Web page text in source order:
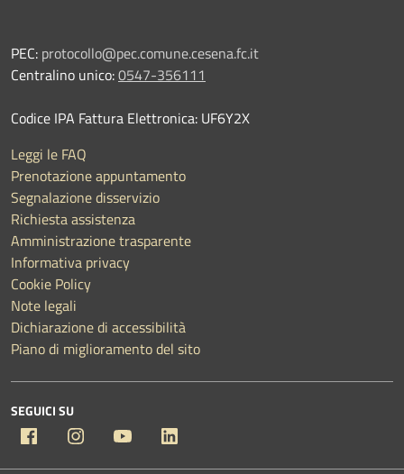
PEC: protocollo@pec.comune.cesena.fc.it
Centralino unico:0547-356111
Codice IPA Fattura Elettronica: UF6Y2X
Leggi le FAQ
Prenotazione appuntamento
Segnalazione disservizio
Richiesta assistenza
Amministrazione trasparente
Informativa privacy
Cookie Policy
Note legali
Dichiarazione di accessibilità
Piano di miglioramento del sito
SEGUICI SU
Facebook Instagram YouTube